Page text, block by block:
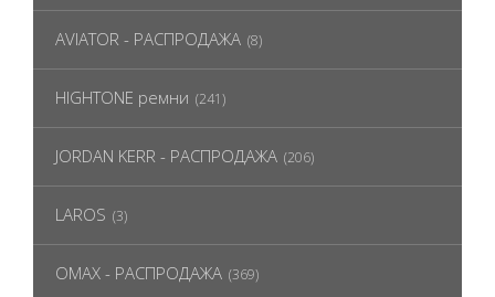
AVIATOR - РАСПРОДАЖА (8)
HIGHTONE ремни (241)
JORDAN KERR - РАСПРОДАЖА (206)
LAROS (3)
OMAX - РАСПРОДАЖА (369)